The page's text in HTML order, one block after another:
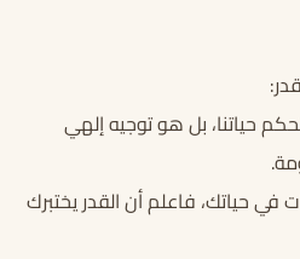
حياتنا، بل هو توجيه إلهي
حياتك، فاعلم أن القدر يختبرك